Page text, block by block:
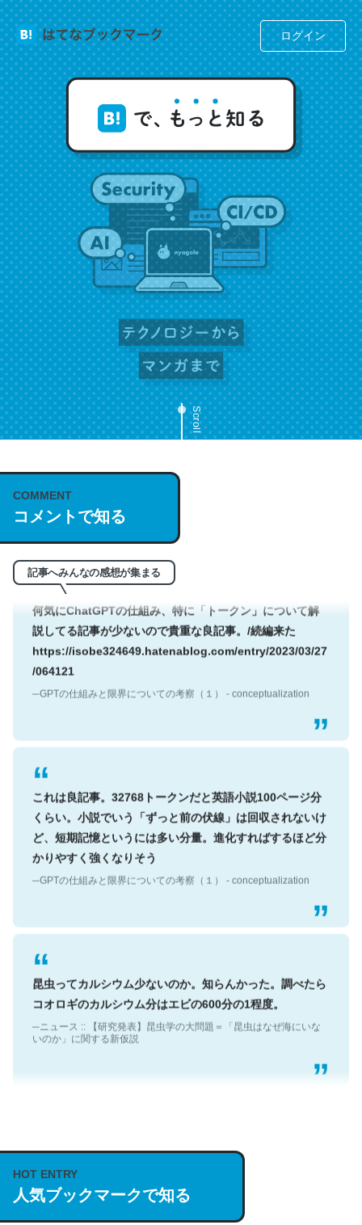
ログイン
Scroll
COMMENT
コメントで知る
記事へみんなの感想が集まる
れ好き。Let’s Fucking Go. Then Covid hit. Shit.
─今のこの状況が信じられるかい？ by ラーズ・ヌートバー
翻訳文体なせいかわからないけど、なぜかポールオースタ
ーの短編を読んだような気持ちになった
─今のこの状況が信じられるかい？ by ラーズ・ヌートバー
彼もまた「努力できる才能」があるんだなあ
─今のこの状況が信じられるかい？ by ラーズ・ヌートバー
トークンについて解説していて素晴らしい。ほぼ公式のド
キュメントにも書いてあることだけど、英語だと読んでな
かりやすい解説なので続編にも期待。
─GPTの仕組みと限界についての考察（１） - conceptualization
何気にChatGPTの仕組み、特に「トークン」について解
説してる記事が少ないので貴重な良記事。/続編来た
https://isobe324649.hatenablog.com/entry/2023/03/27
/064121
─GPTの仕組みと限界についての考察（１） - conceptualization
これは良記事。32768トークンだと英語小説100ページ分
くらい。小説でいう「ずっと前の伏線」は回収されないけ
ど、短期記憶というには多い分量。進化すればするほど分
かりやすく強くなりそう
─GPTの仕組みと限界についての考察（１） - conceptualization
昆虫ってカルシウム少ないのか。知らんかった。調べたら
コオロギのカルシウム分はエビの600分の1程度。
─ニュース :: 【研究発表】昆虫学の大問題＝「昆虫はなぜ海にいな
いのか」に関する新仮説
利だから両方が拮抗してるのでは」とあって面白い。海に
いる鋏角類（カブトガニ・ウミグモ）はカルシウムを使わ
ずキチンを強化してる筈だが、酵素が違うのか？
─ニュース :: 【研究発表】昆虫学の大問題＝「昆虫はなぜ海にいな
HOT ENTRY
人気ブックマークで知る